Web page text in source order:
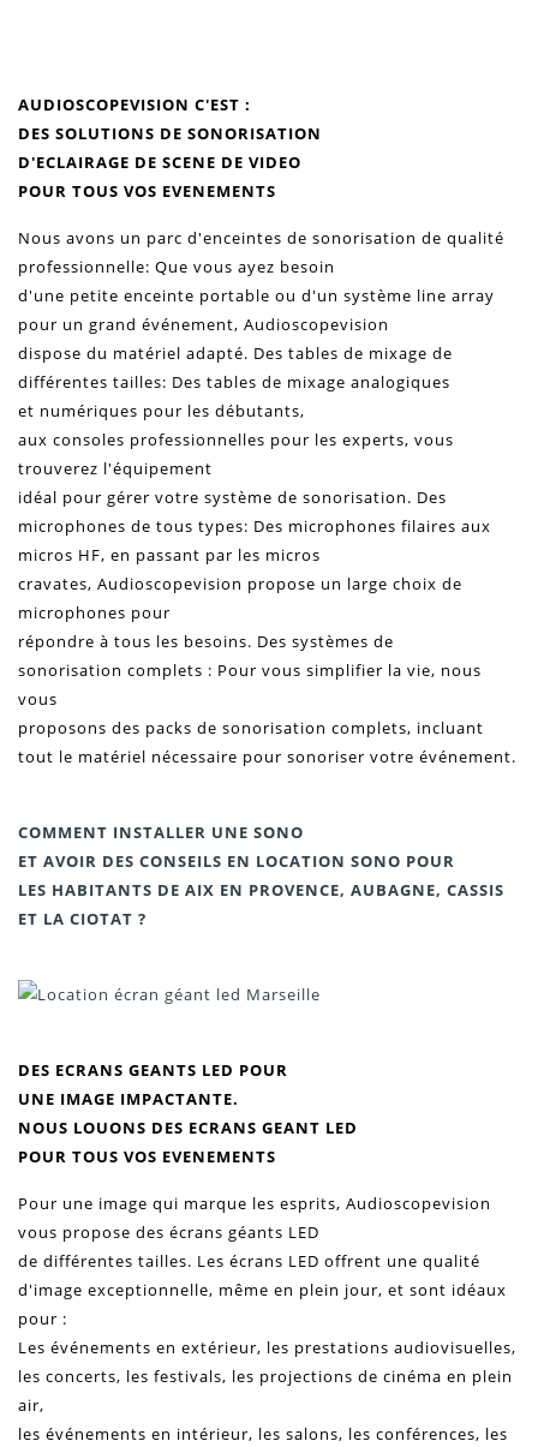
AUDIOSCOPEVISION C'EST :
DES SOLUTIONS DE SONORISATION
D'ECLAIRAGE DE SCENE DE VIDEO
POUR TOUS VOS EVENEMENTS
Nous avons un parc d'enceintes de sonorisation de qualité
professionnelle: Que vous ayez besoin
d'une petite enceinte portable ou d'un système line array
pour un grand événement, Audioscopevision
dispose du matériel adapté. Des tables de mixage de
différentes tailles: Des tables de mixage analogiques
et numériques pour les débutants,
aux consoles professionnelles pour les experts, vous
trouverez l'équipement
idéal pour gérer votre système de sonorisation. Des
microphones de tous types: Des microphones filaires aux
micros HF, en passant par les micros
cravates, Audioscopevision propose un large choix de
microphones pour
répondre à tous les besoins. Des systèmes de
sonorisation complets : Pour vous simplifier la vie, nous
vous
proposons des packs de sonorisation complets, incluant
tout le matériel nécessaire pour sonoriser votre événement.
COMMENT INSTALLER UNE SONO
ET AVOIR DES CONSEILS EN LOCATION SONO POUR
LES HABITANTS DE AIX EN PROVENCE, AUBAGNE, CASSIS
ET LA CIOTAT ?
DES ECRANS GEANTS LED POUR
UNE IMAGE IMPACTANTE.
NOUS LOUONS DES ECRANS GEANT LED
POUR TOUS VOS EVENEMENTS
Pour une image qui marque les esprits, Audioscopevision
vous propose des écrans géants LED
de différentes tailles. Les écrans LED offrent une qualité
d'image exceptionnelle, même en plein jour, et sont idéaux
pour :
Les événements en extérieur, les prestations audiovisuelles,
les concerts, les festivals, les projections de cinéma en plein
air,
les événements en intérieur, les salons, les conférences, les